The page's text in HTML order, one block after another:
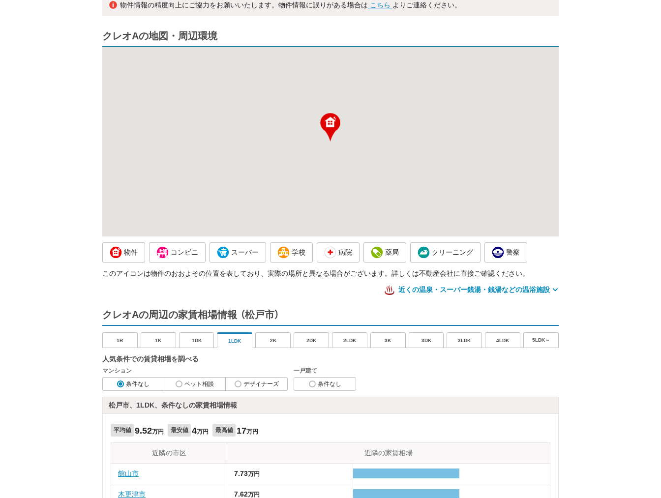
物件情報の精度向上にご協力をお願いいたします。物件情報に誤りがある場合は こちら よりご連絡ください。
クレオAの地図・周辺環境
物件 コンビニ スーパー 学校 病院 薬局 クリーニング 警察
このアイコンは物件のおおよその位置を表しており、実際の場所と異なる場合がございます。詳しくは不動産会社に直接ご確認ください。
近くの温泉・スーパー銭湯・銭湯などの温浴施設
クレオAの周辺の家賃相場情報 （松戸市）
1R 1K 1DK 1LDK 2K 2DK 2LDK 3K 3DK 3LDK 4LDK 5LDK～
人気条件での賃貸相場を調べる
マンション
条件なし
ペット相談 デザイナーズ
一戸建て
条件なし
松戸市、1LDK、条件なしの家賃相場情報
平均値 9.52万円 最安値 4万円 最高値 17万円
近隣の市区 近隣の家賃相場
館山市 7.73万円
木更津市 7.62万円